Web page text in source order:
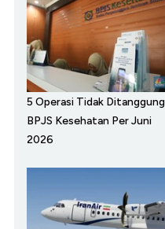
5 Operasi Tidak Ditanggung
BPJS Kesehatan Per Juni
2026